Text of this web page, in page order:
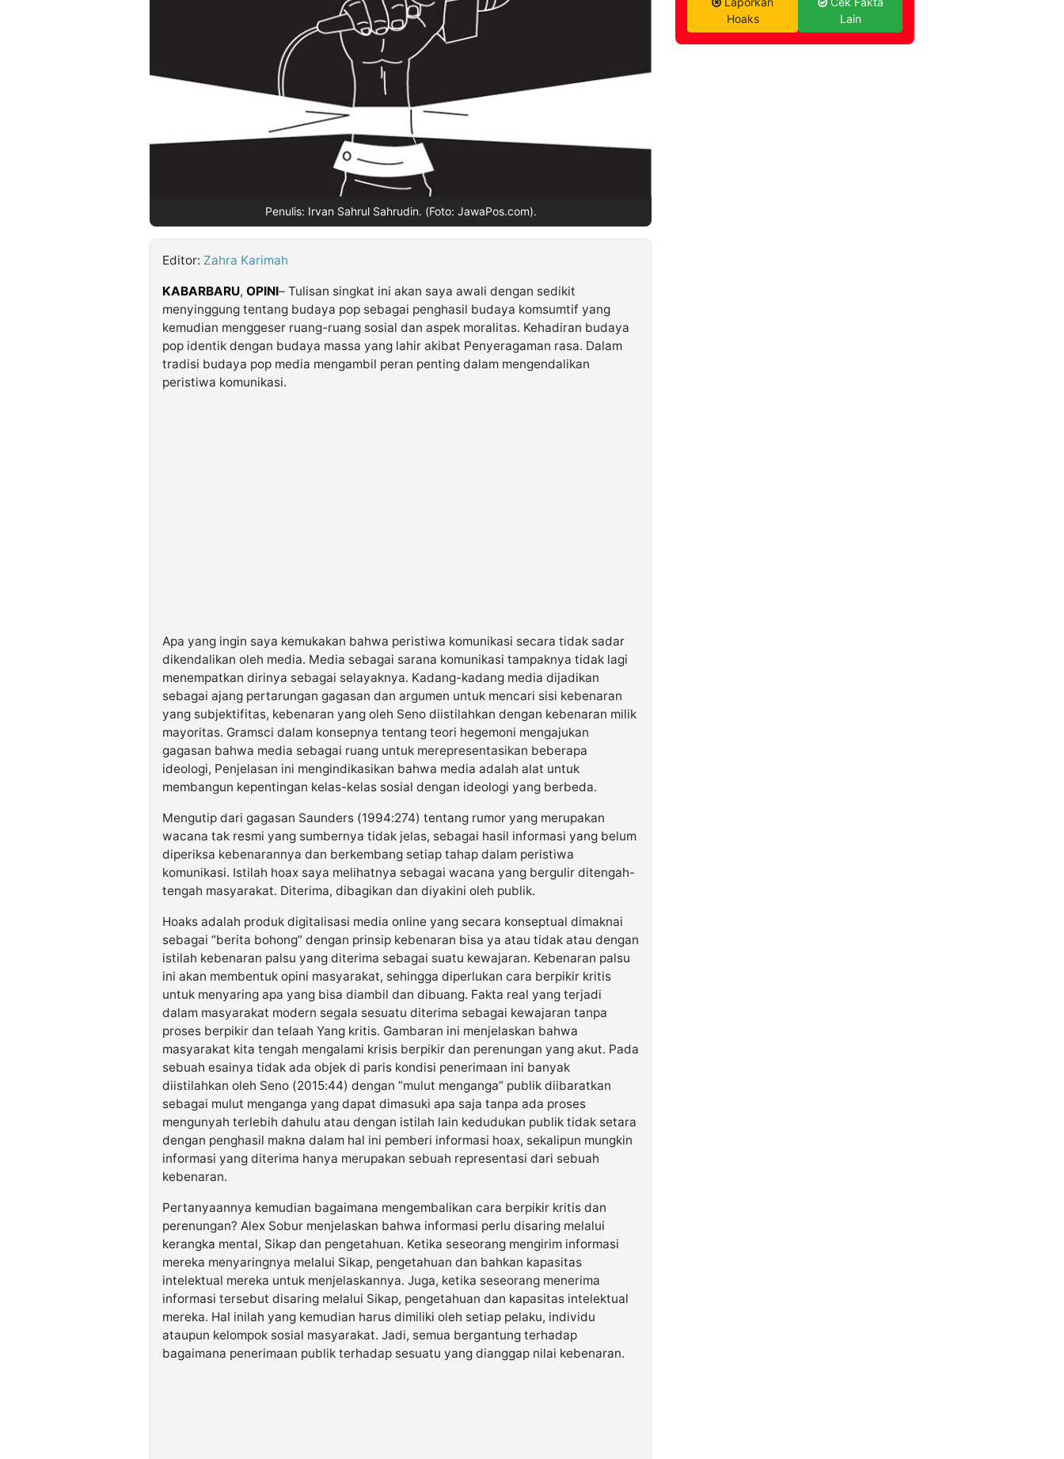
Penulis: Irvan Sahrul Sahrudin. (Foto: JawaPos.com).
Editor: Zahra Karimah
KABARBARU, OPINI– Tulisan singkat ini akan saya awali dengan sedikit
menyinggung tentang budaya pop sebagai penghasil budaya komsumtif yang
kemudian menggeser ruang-ruang sosial dan aspek moralitas. Kehadiran budaya
pop identik dengan budaya massa yang lahir akibat Penyeragaman rasa. Dalam
tradisi budaya pop media mengambil peran penting dalam mengendalikan
peristiwa komunikasi.
Apa yang ingin saya kemukakan bahwa peristiwa komunikasi secara tidak sadar
dikendalikan oleh media. Media sebagai sarana komunikasi tampaknya tidak lagi
menempatkan dirinya sebagai selayaknya. Kadang-kadang media dijadikan
sebagai ajang pertarungan gagasan dan argumen untuk mencari sisi kebenaran
yang subjektifitas, kebenaran yang oleh Seno diistilahkan dengan kebenaran milik
mayoritas. Gramsci dalam konsepnya tentang teori hegemoni mengajukan
gagasan bahwa media sebagai ruang untuk merepresentasikan beberapa
ideologi, Penjelasan ini mengindikasikan bahwa media adalah alat untuk
membangun kepentingan kelas-kelas sosial dengan ideologi yang berbeda.
Mengutip dari gagasan Saunders (1994:274) tentang rumor yang merupakan
wacana tak resmi yang sumbernya tidak jelas, sebagai hasil informasi yang belum
diperiksa kebenarannya dan berkembang setiap tahap dalam peristiwa
komunikasi. Istilah hoax saya melihatnya sebagai wacana yang bergulir ditengah-
tengah masyarakat. Diterima, dibagikan dan diyakini oleh publik.
Hoaks adalah produk digitalisasi media online yang secara konseptual dimaknai
sebagai “berita bohong” dengan prinsip kebenaran bisa ya atau tidak atau dengan
istilah kebenaran palsu yang diterima sebagai suatu kewajaran. Kebenaran palsu
ini akan membentuk opini masyarakat, sehingga diperlukan cara berpikir kritis
untuk menyaring apa yang bisa diambil dan dibuang. Fakta real yang terjadi
dalam masyarakat modern segala sesuatu diterima sebagai kewajaran tanpa
proses berpikir dan telaah Yang kritis. Gambaran ini menjelaskan bahwa
masyarakat kita tengah mengalami krisis berpikir dan perenungan yang akut. Pada
sebuah esainya tidak ada objek di paris kondisi penerimaan ini banyak
diistilahkan oleh Seno (2015:44) dengan ”mulut menganga” publik diibaratkan
sebagai mulut menganga yang dapat dimasuki apa saja tanpa ada proses
mengunyah terlebih dahulu atau dengan istilah lain kedudukan publik tidak setara
dengan penghasil makna dalam hal ini pemberi informasi hoax, sekalipun mungkin
informasi yang diterima hanya merupakan sebuah representasi dari sebuah
kebenaran.
Pertanyaannya kemudian bagaimana mengembalikan cara berpikir kritis dan
perenungan? Alex Sobur menjelaskan bahwa informasi perlu disaring melalui
kerangka mental, Sikap dan pengetahuan. Ketika seseorang mengirim informasi
mereka menyaringnya melalui Sikap, pengetahuan dan bahkan kapasitas
intelektual mereka untuk menjelaskannya. Juga, ketika seseorang menerima
informasi tersebut disaring melalui Sikap, pengetahuan dan kapasitas intelektual
mereka. Hal inilah yang kemudian harus dimiliki oleh setiap pelaku, individu
ataupun kelompok sosial masyarakat. Jadi, semua bergantung terhadap
bagaimana penerimaan publik terhadap sesuatu yang dianggap nilai kebenaran.
Hoaks
Lain